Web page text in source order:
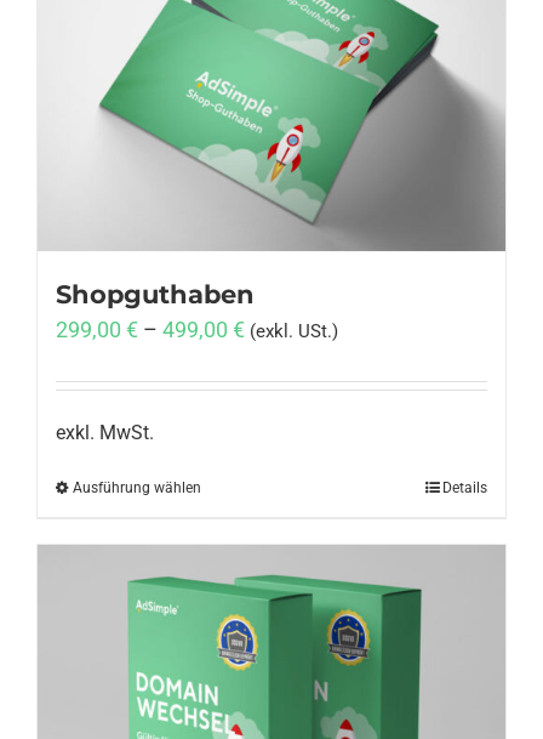
Shopguthaben
299,00 € – 499,00 € (exkl. USt.)
exkl. MwSt.
Ausführung wählen
mehrere
Varianten
auf.
Die
Optionen
Details